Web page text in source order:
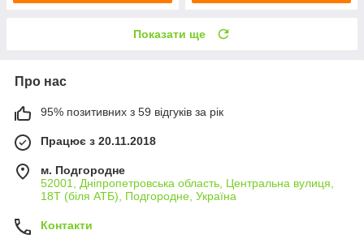
Показати ще
Про нас
95% позитивних з 59 відгуків за рік
Працює з 20.11.2018
м. Подгородне
52001, Дніпропетровська область, Центральна вулиця,
18Т (біля АТБ), Подгородне, Україна
Контакти